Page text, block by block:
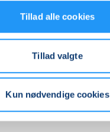
Tillad alle cookies
Tillad valgte
Kun nødvendige cookies